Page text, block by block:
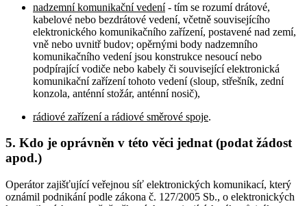
nadzemní komunikační vedení- tím se rozumí drátové,
kabelové nebo bezdrátové vedení, včetně souvisejícího
elektronického komunikačního zařízení, postavené nad zemí,
vně nebo uvnitř budov; opěrnými body nadzemního
komunikačního vedení jsou konstrukce nesoucí nebo
podpírající vodiče nebo kabely či související elektronická
komunikační zařízení tohoto vedení (sloup, střešník, zední
konzola, anténní stožár, anténní nosič),
rádiové zařízení a rádiové směrové spoje.
5. Kdo je oprávněn v této věci jednat (podat žádost
apod.)
Operátor zajišťující veřejnou síť elektronických komunikací, který
oznámil podnikání podle zákona č. 127/2005 Sb., o elektronických